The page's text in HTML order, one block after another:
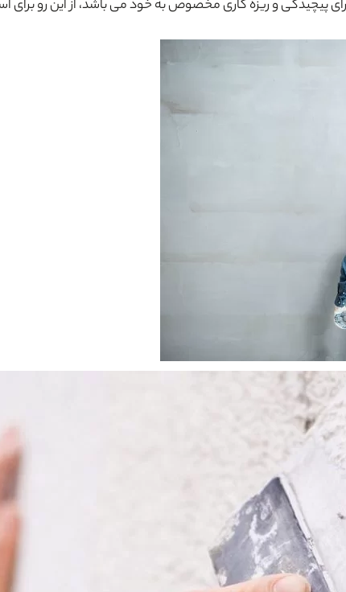
پیچیدگی و ریزه کاری مخصوص به خود می باشد، از این رو برای